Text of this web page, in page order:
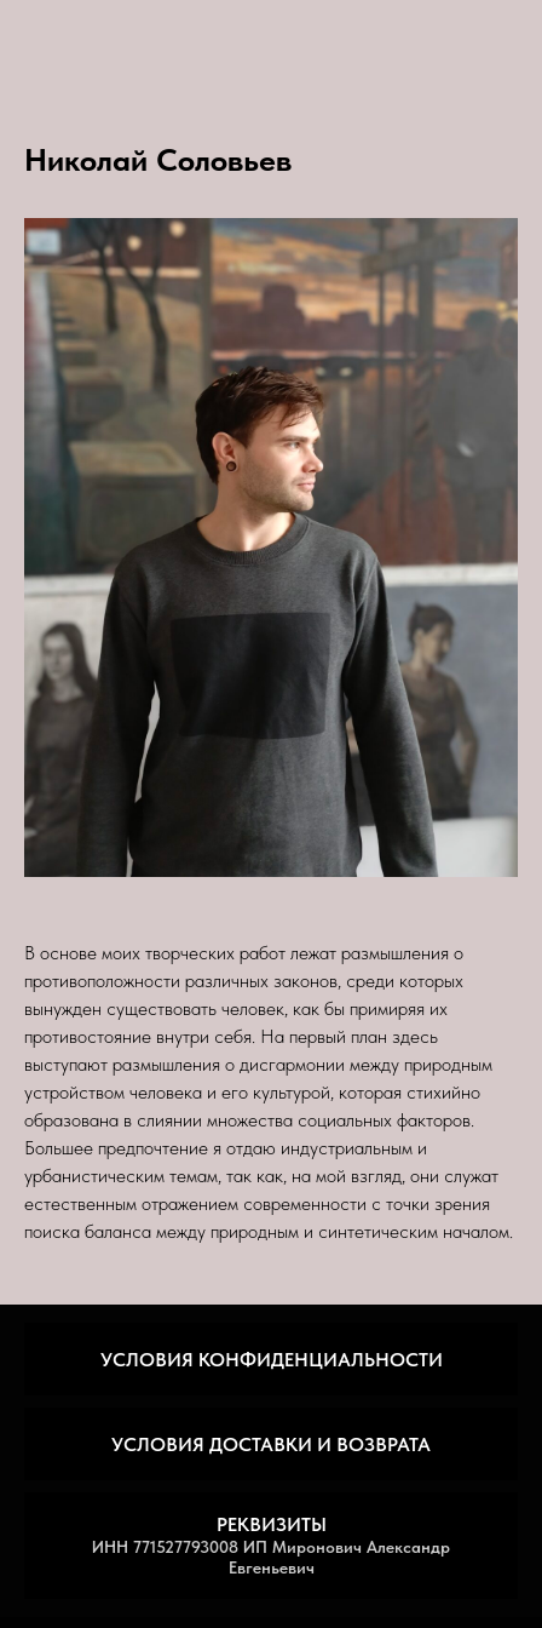
Николай Соловьев
В основе моих творческих работ лежат размышления о
противоположности различных законов, среди которых
вынужден существовать человек, как бы примиряя их
противостояние внутри себя. На первый план здесь
выступают размышления о дисгармонии между природным
устройством человека и его культурой, которая стихийно
образована в слиянии множества социальных факторов.
Большее предпочтение я отдаю индустриальным и
урбанистическим темам, так как, на мой взгляд, они служат
естественным отражением современности с точки зрения
поиска баланса между природным и синтетическим началом.
УСЛОВИЯ КОНФИДЕНЦИАЛЬНОСТИ
УСЛОВИЯ ДОСТАВКИ И ВОЗВРАТА
РЕКВИЗИТЫ
ИНН 771527793008 ИП Миронович Александр
Евгеньевич